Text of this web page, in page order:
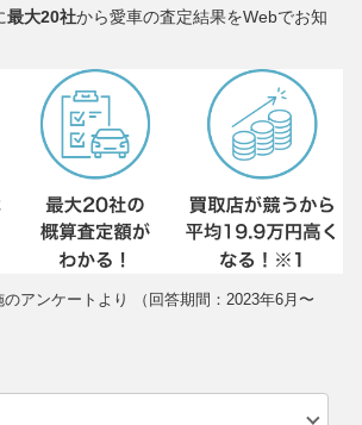
最大20社から愛車の査定結果をWebでお知
アンケートより （回答期間：2023年6月〜